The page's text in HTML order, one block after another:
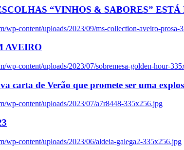
“VINHOS & SABORES”
wp-content/uploads/2023/09/ms-collection-aveiro-prosa-
AVEIRO
wp-content/uploads/2023/07/sobremesa-golden-hour-
carta de Verão que promete ser uma
wp-content/uploads/2023/07/a7r8448-335x256.jpg
wp-content/uploads/2023/06/aldeia-galega2-335x256.jpg